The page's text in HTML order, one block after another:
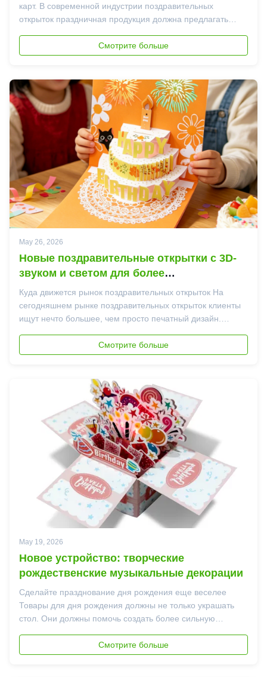
карт. В современной индустрии поздравительных
открыток праздничная продукция должна предлагать
дизайн. Покупатели уделяют больше внимания
структуре, упаковке и общему впечатлению от подарка.
Смотрите больше
May 26, 2026
Новые поздравительные открытки с 3D-
звуком и светом для более
увлекательного празднования
Куда движется рынок поздравительных открыток На
сегодняшнем рынке поздравительных открыток клиенты
ищут нечто большее, чем просто печатный дизайн.
визуальная глубина и эмоциональное
воздействиепривлекают все больше внимания, особенно
Смотрите больше
May 19, 2026
Новое устройство: творческие
рождественские музыкальные декорации
Сделайте празднование дня рождения еще веселее
Товары для дня рождения должны не только украшать
стол. Они должны помочь создать более сильную
особенным. Наши новые украшения для музыкальной
шкатулки на день рождения созданы именно с этой
Смотрите больше